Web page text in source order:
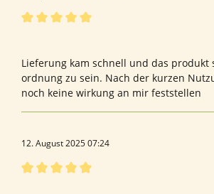
Lieferung kam schnell und das produkt
ordnung zu sein. Nach der kurzen
noch keine wirkung an mir feststellen
12. August 2025 07:24